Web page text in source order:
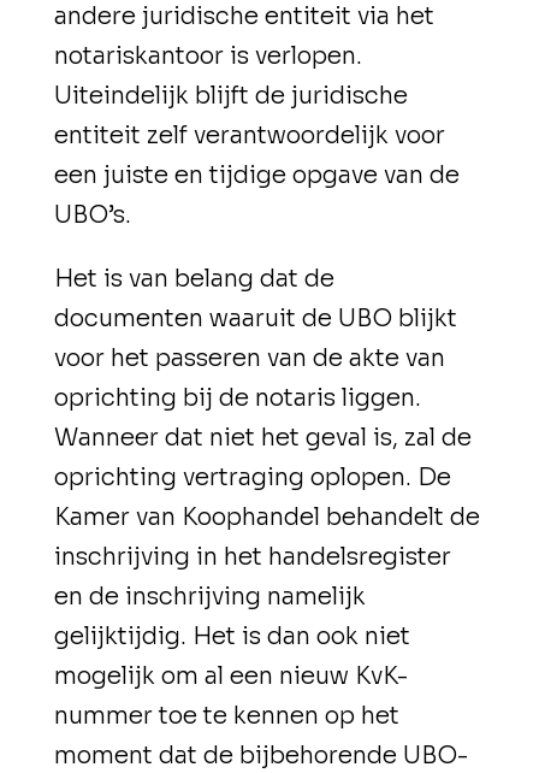
andere juridische entiteit via het
notariskantoor is verlopen.
Uiteindelijk blijft de juridische
entiteit zelf verantwoordelijk voor
een juiste en tijdige opgave van de
UBO’s.
Het is van belang dat de
documenten waaruit de UBO blijkt
voor het passeren van de akte van
oprichting bij de notaris liggen.
Wanneer dat niet het geval is, zal de
oprichting vertraging oplopen. De
Kamer van Koophandel behandelt de
inschrijving in het handelsregister
en de inschrijving namelijk
gelijktijdig. Het is dan ook niet
mogelijk om al een nieuw KvK-
nummer toe te kennen op het
moment dat de bijbehorende UBO-